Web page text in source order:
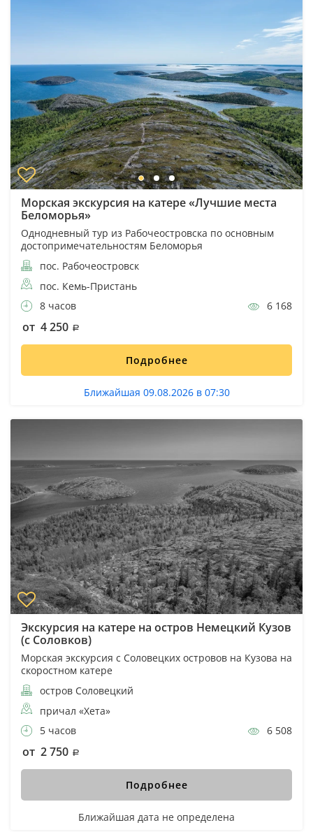
Морская экскурсия на катере «Лучшие места
Беломорья»
Однодневный тур из Рабочеостровска по основным
достопримечательностям Беломорья
пос. Рабочеостровск
пос. Кемь-Пристань
8 часов
6 168
от 4 250
Подробнее
Ближайшая 09.08.2026 в 07:30
Экскурсия на катере на остров Немецкий Кузов
(с Соловков)
Морская экскурсия с Соловецких островов на Кузова на
скоростном катере
остров Соловецкий
причал «Хета»
5 часов
6 508
от 2 750
Подробнее
Ближайшая дата не определена